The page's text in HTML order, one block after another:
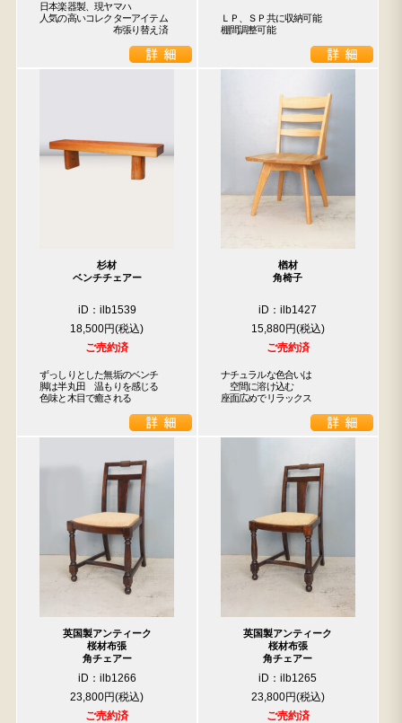
日本楽器製、現ヤマハ
人気の高いコレクターアイテム
布張り替え済
ＬＰ、ＳＰ共に収納可能
棚間調整可能
杉材
ベンチチェアー
iD：ilb1539
18,500円
ご売約済
ずっしりとした無垢のベンチ
脚は半丸田　温もりを感じる
色味と木目で癒される
楢材
角椅子
iD：ilb1427
15,880円
ご売約済
ナチュラルな色合いは
空間に溶け込む
座面広めでリラックス
英国製アンティーク
桜材布張
角チェアー
iD：ilb1266
23,800円
ご売約済
英国製アンティーク
桜材布張
角チェアー
iD：ilb1265
23,800円
ご売約済
人気の検索キーワード
小長火鉢 李朝 松本民芸 踏台
1601 2869 傘立て